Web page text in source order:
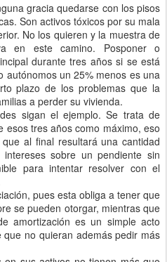
gracia quedarse con los pisos
Son activos tóxicos por su mala
No los quieren y la muestra de
en este camino. Posponer o
durante tres años si se está
autónomos un 25% menos es una
plazo de los problemas que la
a perder su vivienda.
sigan el ejemplo. Se trata de
esos tres años como máximo, eso
al final resultará una cantidad
sobre un pendiente sin
para intentar resolver con el
pues esta obliga a tener que
se pueden otorgar, mientras que
amortización es un simple acto
no quieran además pedir más